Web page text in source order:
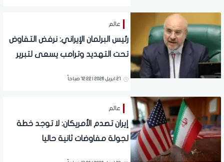
عالم
رئيس البرلمان الإيراني: نرفض التفاوض
تحت التهديد وترامب يسعى لتبرير
21 ابريل 2026 | 12:22 صباحاً
عالم
إيران تصدم الأمريكان: لا توجد خطة
لجولة مفاوضات ثانية حاليا